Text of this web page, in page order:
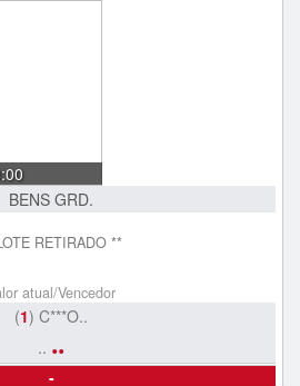
BENS GRD.
RETIRADO **
atual/Vencedor
(1) C***O..
.. ..
-